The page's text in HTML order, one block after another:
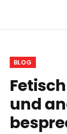
BLOG
und